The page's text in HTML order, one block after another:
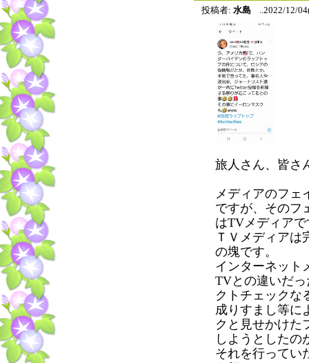
投稿者: 水島 ..2022/12/
旅人さん、皆さ
メディアのフェ
ですが、そのフ
はTVメディアで
ＴＶメディアは
の塊です。
インターネット
TVとの違いだ
クトチェックな
成りすまし等に
クと見せかけた
しようとしたの
それを行ってい